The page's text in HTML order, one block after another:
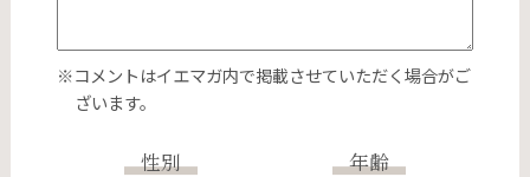
※コメントはイエマガ内で掲載させていただく場合がご
ざいます。
性別 年齢